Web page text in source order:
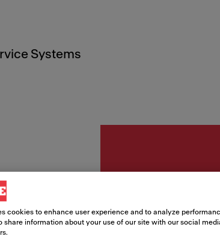
Systems
cookies to enhance user experience and to analyze
share information about your use of our site with our social